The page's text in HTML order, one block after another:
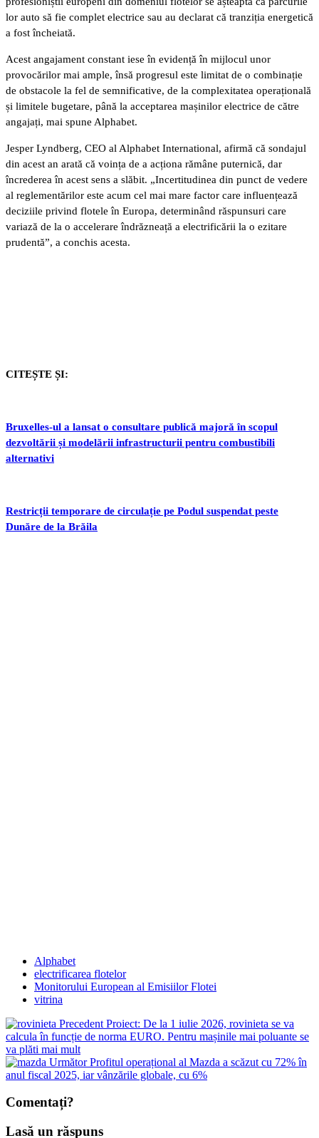
lor auto să fie complet electrice sau au declarat că tranziția energetică
a fost încheiată.
Acest angajament constant iese în evidență în mijlocul unor
provocărilor mai ample, însă progresul este limitat de o combinație
de obstacole la fel de semnificative, de la complexitatea operațională
și limitele bugetare, până la acceptarea mașinilor electrice de către
angajați, mai spune Alphabet.
Jesper Lyndberg, CEO al Alphabet International, afirmă că sondajul
din acest an arată că voința de a acționa rămâne puternică, dar
încrederea în acest sens a slăbit. „Incertitudinea din punct de vedere
al reglementărilor este acum cel mai mare factor care influențează
deciziile privind flotele în Europa, determinând răspunsuri care
variază de la o accelerare îndrăzneață a electrificării la o ezitare
prudentă”, a conchis acesta.
CITEȘTE ȘI:
Bruxelles-ul a lansat o consultare publică majoră în scopul
dezvoltării și modelării infrastructurii pentru combustibili
alternativi
Restricții temporare de circulație pe Podul suspendat peste
Dunăre de la Brăila
Alphabet
electrificarea flotelor
Monitorului European al Emisiilor Flotei
vitrina
Precedent Proiect: De la 1 iulie 2026, rovinieta se va
calcula în funcție de norma EURO. Pentru mașinile mai poluante se
va plăti mai mult
Următor Profitul operațional al Mazda a scăzut cu 72% în
anul fiscal 2025, iar vânzările globale, cu 6%
Comentați?
Lasă un răspuns